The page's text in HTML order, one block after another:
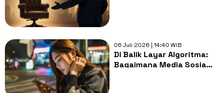
06 Juli 2026 | 14:40 WIB
Di Balik Layar Algoritma:
Bagaimana Media Sosial